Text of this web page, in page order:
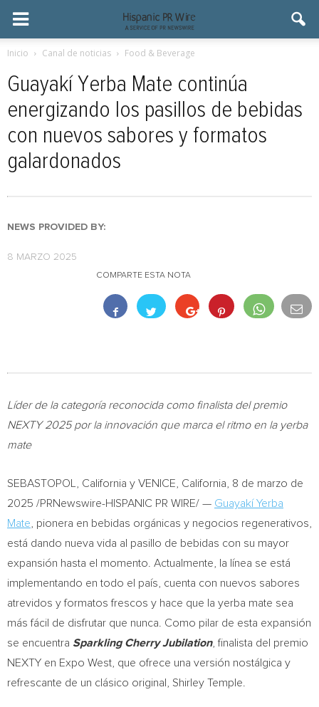
Inicio Canal de noticias Food & Beverage
Guayakí Yerba Mate continúa
energizando los pasillos de bebidas
con nuevos sabores y formatos
galardonados
NEWS PROVIDED BY:
8 MARZO 2025
COMPARTE ESTA NOTA
Líder de la categoría reconocida como finalista del premio
NEXTY 2025 por la innovación que marca el ritmo en la yerba
mate
SEBASTOPOL, California y VENICE, California
8 de marzo de
2025 /PRNewswire-HISPANIC PR WIRE/ — Guayakí Yerba
Mate , pionera en bebidas orgánicas y negocios regenerativos,
está dando nueva vida al pasillo de bebidas con su mayor
expansión hasta el momento. Actualmente, la línea se está
implementando en todo el país, cuenta con nuevos sabores
atrevidos y formatos frescos y hace que la yerba mate sea
más fácil de disfrutar que nunca. Como pilar de esta expansión
se encuentra Sparkling Cherry Jubilation, finalista del premio
NEXTY en Expo West, que ofrece una versión nostálgica y
refrescante de un clásico original, Shirley Temple